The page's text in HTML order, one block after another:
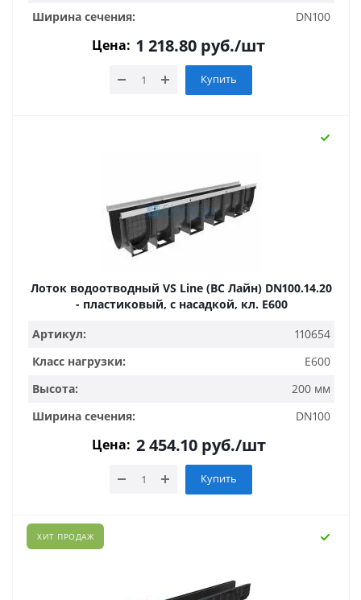
Ширина сечения:
DN100
Цена: 1 218.80 руб./шт
Купить
Лоток водоотводный VS Line (ВС Лайн) DN100.14.20
- пластиковый, с насадкой, кл. Е600
Артикул:
110654
Класс нагрузки:
E600
Высота:
200 мм
Ширина сечения:
DN100
Цена: 2 454.10руб./шт
Купить
ХИТ ПРОДАЖ